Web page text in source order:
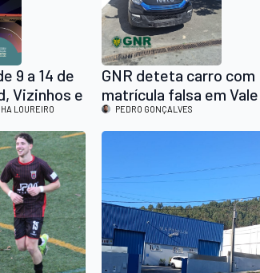
9 a 14 de
Vizinhos e
dos
em Vale
LOUREIRO
GNR deteta carro com
matrícula falsa em
Cambra
PEDRO GONÇALVES